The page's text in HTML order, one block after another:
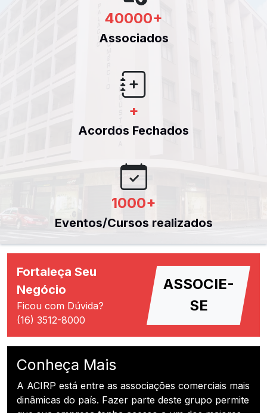
40000+
Associados
+
Acordos Fechados
1000+
Eventos/Cursos realizados
Fortaleça Seu
Negócio
Ficou com Dúvida?
(16) 3512-8000
ASSOCIE-
SE
Conheça Mais
A ACIRP está entre as associações comerciais mais
dinâmicas do país. Fazer parte deste grupo permite